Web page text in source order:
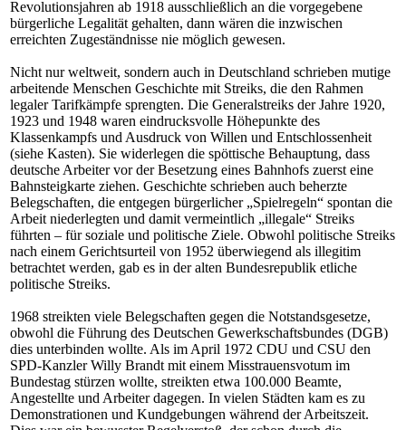
Revolutionsjahren ab 1918 ausschließlich an die vorgegebene
bürgerliche Legalität gehalten, dann wären die inzwischen
erreichten Zugeständnisse nie möglich gewesen.
Nicht nur weltweit, sondern auch in Deutschland schrieben mutige
arbeitende Menschen Geschichte mit Streiks, die den Rahmen
legaler Tarifkämpfe sprengten. Die Generalstreiks der Jahre 1920,
1923 und 1948 waren eindrucksvolle Höhepunkte des
Klassenkampfs und Ausdruck von Willen und Entschlossenheit
(siehe Kasten). Sie widerlegen die spöttische Behauptung, dass
deutsche Arbeiter vor der Besetzung eines Bahnhofs zuerst eine
Bahnsteigkarte ziehen. Geschichte schrieben auch beherzte
Belegschaften, die entgegen bürgerlicher „Spielregeln“ spontan die
Arbeit niederlegten und damit vermeintlich „illegale“ Streiks
führten – für soziale und politische Ziele. Obwohl politische Streiks
nach einem Gerichtsurteil von 1952 überwiegend als illegitim
betrachtet werden, gab es in der alten Bundesrepublik etliche
politische Streiks.
1968 streikten viele Belegschaften gegen die Notstandsgesetze,
obwohl die Führung des Deutschen Gewerkschaftsbundes (DGB)
dies unterbinden wollte. Als im April 1972 CDU und CSU den
SPD-Kanzler Willy Brandt mit einem Misstrauensvotum im
Bundestag stürzen wollte, streikten etwa 100.000 Beamte,
Angestellte und Arbeiter dagegen. In vielen Städten kam es zu
Demonstrationen und Kundgebungen während der Arbeitszeit.